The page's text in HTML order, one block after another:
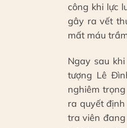
công khi lực
gây ra vết
mất máu
Ngay sau
tượng Lê
nghiêm
ra quyết
tra viên